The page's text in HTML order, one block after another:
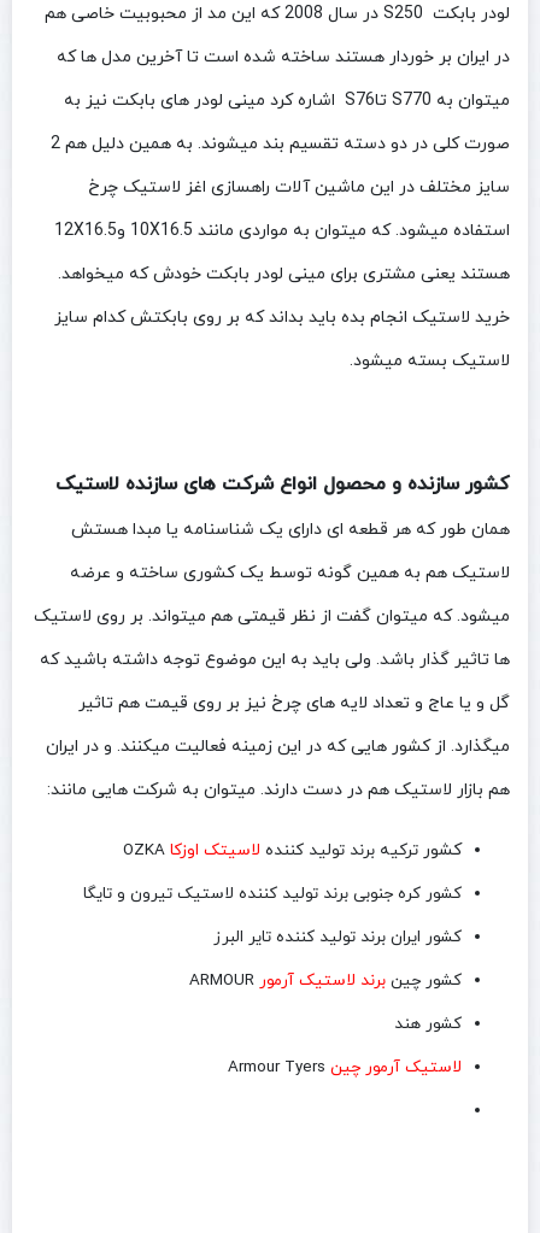
لودر بابکت S250 در سال 2008 که این مد از محبوبیت خاصی هم
در ایران بر خوردار هستند ساخته شده است تا آخرین مدل ها که
میتوان به S770 تاS76 اشاره کرد مینی لودر های بابکت نیز به
صورت کلی در دو دسته تقسیم بند میشوند. به همین دلیل هم 2
سایز مختلف در این ماشین آلات راهسازی اغز لاستیک چرخ
استفاده میشود. که میتوان به مواردی مانند 10X16.5 و12X16.5
هستند یعنی مشتری برای مینی لودر بابکت خودش که میخواهد.
خرید لاستیک انجام بده باید بداند که بر روی بابکتش کدام سایز
لاستیک بسته میشود.
کشور سازنده و محصول انواع شرکت های سازنده لاستیک
همان طور که هر قطعه ای دارای یک شناسنامه یا مبدا هستش
لاستیک هم به همین گونه توسط یک کشوری ساخته و عرضه
میشود. که میتوان گفت از نظر قیمتی هم میتواند. بر روی لاستیک
ها تاثیر گذار باشد. ولی باید به این موضوع توجه داشته باشید که
گل و یا عاج و تعداد لایه های چرخ نیز بر روی قیمت هم تاثیر
میگذارد. از کشور هایی که در این زمینه فعالیت میکنند. و در ایران
هم بازار لاستیک هم در دست دارند. میتوان به شرکت هایی مانند:
کشور ترکیه برند تولید کننده لاسیتک اوزکا
کشور کره جنوبی برند تولید کننده لاستیک تیرون و تایگا
کشور ایران برند تولید کننده تایر البرز
کشور چین برند لاستیک آرمور
کشور هند
لاستیک آرمور چین